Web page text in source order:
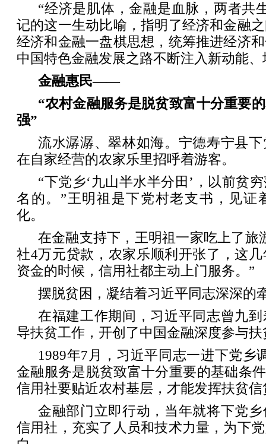
“经济是肌体，金融是血脉，两者共
记的这一生动比喻，指明了经济和金融
经济和金融一盘棋思想，统筹推进经济
中国特色金融发展之路不断注入新动能
金融惠民——
“农村金融服务是脱贫致富十分重要
强”
流水潺潺、翠林如海。宁德寿宁县
在自家经营的农家乐里招呼着游客。
“下党乡‘九山半水半分田’，以前贫
名的。”王明祖是下党村老支书，见证
化。
在金融支持下，王明祖一家吃上了旅
社4万元贷款，农家乐顺利开张了，这
资金的时候，信用社都主动上门服务。”
摆脱贫困，凝结着习近平同志深深的
在福建工作期间，习近平同志曾九
导扶贫工作，开创了中国金融深度参与
1989年7月，习近平同志一进下党乡
金融服务是脱贫致富十分重要的基础条
信用社要贴近农村基层，才能发挥扶贫
金融部门立即行动，当年就将下党
信用社，充实了人员和技术力量，为下